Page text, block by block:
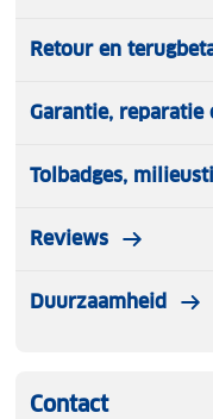
Retour en
Garantie,
Tolbadges,
Reviews
Duurzaamheid
Contact